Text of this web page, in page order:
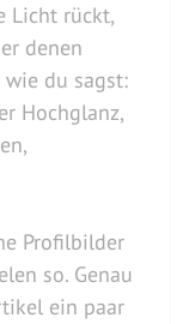
Licht rückt,
denen
du sagst:
Hochglanz,
Profilbilder
so. Genau
ein paar